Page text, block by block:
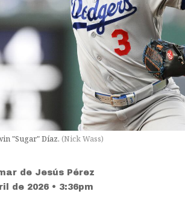
"Sugar" Díaz. (Nick Wass)
de Jesús Pérez
de 2026 • 3:36pm